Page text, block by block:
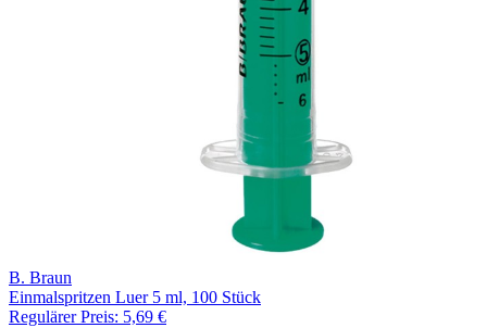
B. Braun
Einmalspritzen Luer 5 ml, 100 Stück
Regulärer Preis: 5,69 €